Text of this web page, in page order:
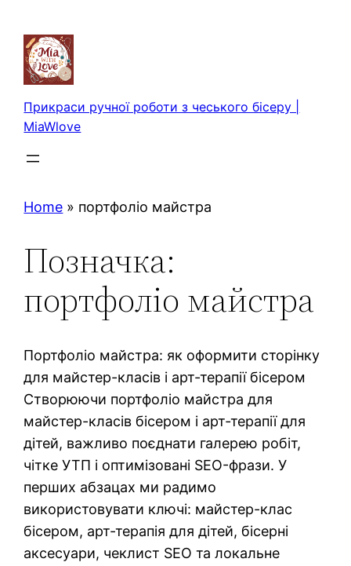
вмісту
Прикраси ручної роботи з чеського бісеру |
MiaWlove
Home » портфоліо майстра
Позначка:
портфоліо майстра
Портфоліо майстра: як оформити сторінку
для майстер-класів і арт-терапії бісером
Створюючи портфоліо майстра для
майстер-класів бісером і арт‑терапії для
дітей, важливо поєднати галерею робіт,
чітке УТП і оптимізовані SEO-фрази. У
перших абзацах ми радимо
використовувати ключі: майстер-клас
бісером, арт-терапія для дітей, бісерні
аксесуари, чеклист SEO та локальне